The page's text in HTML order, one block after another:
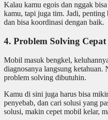
Kalau kamu egois dan nggak
kamu, tapi juga tim. Jadi,
dan bisa koordinasi dengan baik.
4. Problem Solving
Mobil masuk bengkel,
diagnosanya langsung ketahuan.
problem solving dibutuhin.
Kamu di sini juga harus bisa
penyebab, dan cari solusi yang
solusi, makin cepet mobil kelar,